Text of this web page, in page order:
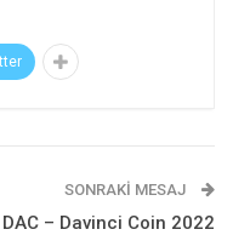
SONRAKI MESAJ
DAC – Davinci Coin 2022